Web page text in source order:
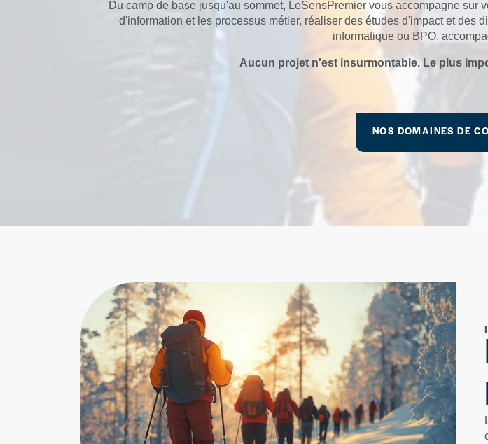
Du camp de base jusqu'au sommet, LeSensPremier vous accompagne
d'information et les processus métier, réaliser des études d'impact et des
informatique ou BPO,
Aucun projet n'est insurmontable. Le plus
NOS DOMAINES DE